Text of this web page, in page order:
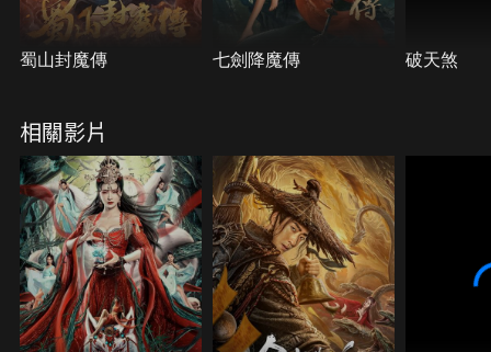
蜀山封魔傳 七劍降魔傳 破天煞
相關影片